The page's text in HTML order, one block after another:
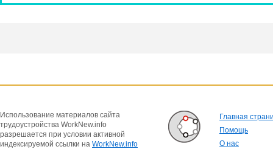
Использование материалов сайта
трудоустройства WorkNew.info
разрешается при условии активной
индексируемой ссылки на WorkNew.info
Главная
Помощь
О нас